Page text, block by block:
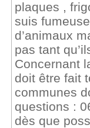
plaques ,
suis
d’animaux
pas tant
Concernant
doit être fait
communes
questions :
dès que